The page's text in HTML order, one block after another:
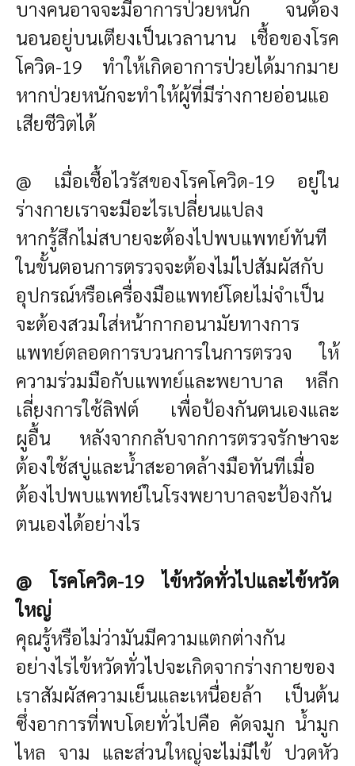
บางคนอาจจะมีอาการป่วยหนัก จนต้อง
นอนอยู่บนเตียงเป็นเวลานาน เชื้อของโรค
โควิด-19 ทำให้เกิดอาการป่วยได้มากมาย
หากป่วยหนักจะทำให้ผู้ที่มีร่างกายอ่อนแอ
เสียชีวิตได้
@ เมื่อเชื้อไวรัสของโรคโควิด-19 อยู่ใน
ร่างกายเราจะมีอะไรเปลี่ยนแปลง
หากรู้สึกไม่สบายจะต้องไปพบแพทย์ทันที
ในขั้นตอนการตรวจจะต้องไม่ไปสัมผัสกับ
อุปกรณ์หรือเครื่องมือแพทย์โดยไม่จำเป็น
จะต้องสวมใส่หน้ากากอนามัยทางการ
แพทย์ตลอดการบวนการในการตรวจ ให้
ความร่วมมือกับแพทย์และพยาบาล หลีก
เลี่ยงการใช้ลิฟต์ เพื่อป้องกันตนเองและ
ผูอื้่น หลังจากกลับจากการตรวจรักษาจะ
ต้องใช้สบู่และน้ำสะอาดล้างมือทันทีเมื่อ
ต้องไปพบแพทย์ในโรงพยาบาลจะป้องกัน
ตนเองได้อย่างไร
@ โรคโควิด-19 ไข้หวัดทั่วไปและไข้หวัด
ใหญ่
คุณรู้หรือไม่ว่ามันมีความแตกต่างกัน
อย่างไรไข้หวัดทั่วไปจะเกิดจากร่างกายของ
เราสัมผัสความเย็นและเหนื่อยล้า เป็นต้น
ซึ่งอาการที่พบโดยทั่วไปคือ คัดจมูก น้ำมูก
ไหล จาม และส่วนใหญ่จะไม่มีไข้ ปวดหัว